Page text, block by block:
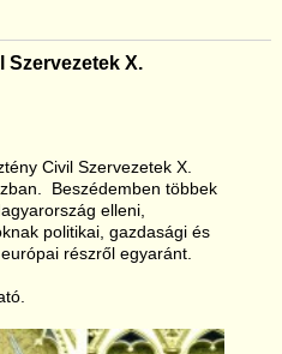
Szervezetek X.
Civil Szervezetek X.
Beszédemben többek
elleni,
politikai, gazdasági és
részről egyaránt.